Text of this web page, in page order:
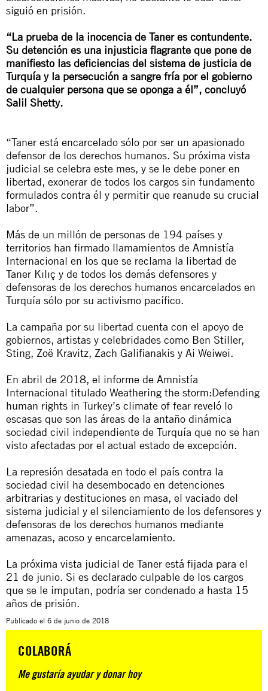
siguió en prisión.
“La prueba de la inocencia de Taner es contundente.
Su detención es una injusticia flagrante que pone de
manifiesto las deficiencias del sistema de justicia de
Turquía y la persecución a sangre fría por el gobierno
de cualquier persona que se oponga a él”, concluyó
Salil Shetty.
“Taner está encarcelado sólo por ser un apasionado
defensor de los derechos humanos. Su próxima vista
judicial se celebra este mes, y se le debe poner en
libertad, exonerar de todos los cargos sin fundamento
formulados contra él y permitir que reanude su crucial
labor”.
Más de un millón de personas de 194 países y
territorios han firmado llamamientos de Amnistía
Internacional en los que se reclama la libertad de
Taner Kılıç y de todos los demás defensores y
defensoras de los derechos humanos encarcelados en
Turquía sólo por su activismo pacífico.
La campaña por su libertad cuenta con el apoyo de
gobiernos, artistas y celebridades como Ben Stiller,
Sting, Zoë Kravitz, Zach Galifianakis y Ai Weiwei.
En abril de 2018, el informe de Amnistía
Internacional titulado Weathering the storm:Defending
human rights in Turkey’s climate of fear reveló lo
escasas que son las áreas de la antaño dinámica
sociedad civil independiente de Turquía que no se han
visto afectadas por el actual estado de excepción.
La represión desatada en todo el país contra la
sociedad civil ha desembocado en detenciones
arbitrarias y destituciones en masa, el vaciado del
sistema judicial y el silenciamiento de los defensores y
defensoras de los derechos humanos mediante
amenazas, acoso y encarcelamiento.
La próxima vista judicial de Taner está fijada para el
21 de junio. Si es declarado culpable de los cargos
que se le imputan, podría ser condenado a hasta 15
años de prisión.
Publicado el 6 de junio de 2018
COLABORÁ
Me gustaría ayudar y donar hoy